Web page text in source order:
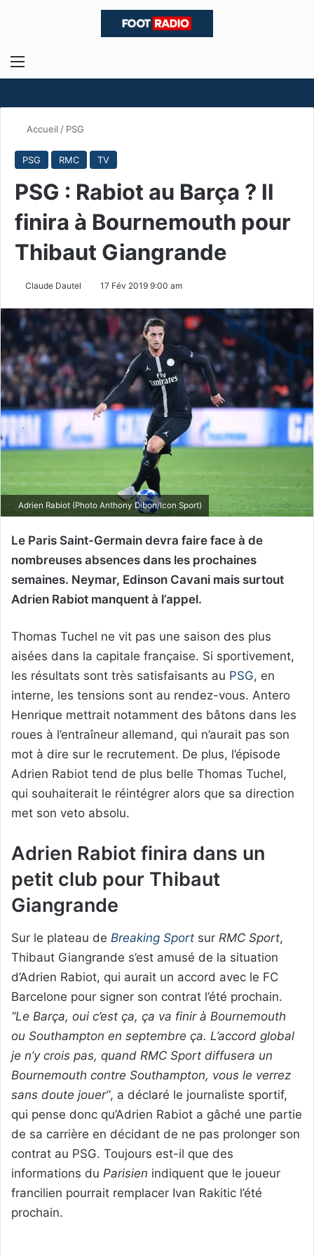
Menu
Accueil / PSG
PSG RMC TV
PSG : Rabiot au Barça ? Il
finira à Bournemouth pour
Thibaut Giangrande
Claude Dautel 17 Fév 2019 9:00 am
Adrien Rabiot (Photo Anthony Dibon/Icon Sport)
Le Paris Saint-Germain devra faire face à de
nombreuses absences dans les prochaines
semaines. Neymar, Edinson Cavani mais surtout
Adrien Rabiot manquent à l’appel.
Thomas Tuchel ne vit pas une saison des plus
aisées dans la capitale française. Si sportivement,
les résultats sont très satisfaisants au PSG, en
interne, les tensions sont au rendez-vous. Antero
Henrique mettrait notamment des bâtons dans les
roues à l’entraîneur allemand, qui n’aurait pas son
mot à dire sur le recrutement. De plus, l’épisode
Adrien Rabiot tend de plus belle Thomas Tuchel,
qui souhaiterait le réintégrer alors que sa direction
met son veto absolu.
Adrien Rabiot finira dans un
petit club pour Thibaut
Giangrande
Sur le plateau de Breaking Sport sur RMC Sport,
Thibaut Giangrande s’est amusé de la situation
d’Adrien Rabiot, qui aurait un accord avec le FC
Barcelone pour signer son contrat l’été prochain.
“Le Barça, oui c’est ça, ça va finir à Bournemouth
ou Southampton en septembre ça. L’accord global
je n’y crois pas, quand RMC Sport diffusera un
Bournemouth contre Southampton, vous le verrez
sans doute jouer”, a déclaré le journaliste sportif,
qui pense donc qu’Adrien Rabiot a gâché une partie
de sa carrière en décidant de ne pas prolonger son
contrat au PSG. Toujours est-il que des
informations du Parisien indiquent que le joueur
francilien pourrait remplacer Ivan Rakitic l’été
prochain.